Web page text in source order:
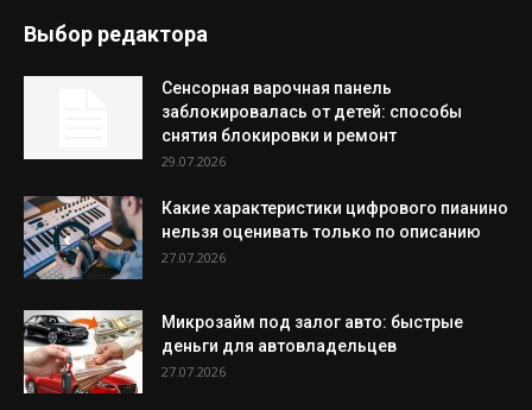
Выбор редактора
Сенсорная варочная панель
заблокировалась от детей: способы
снятия блокировки и ремонт
29.07.2026
Какие характеристики цифрового пианино
нельзя оценивать только по описанию
27.07.2026
Микрозайм под залог авто: быстрые
деньги для автовладельцев
27.07.2026